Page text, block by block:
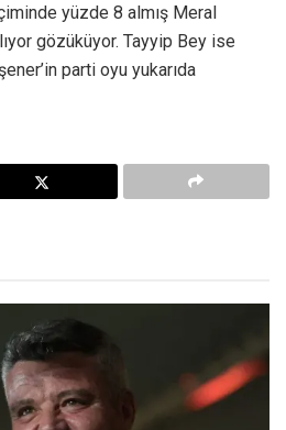
yüzde 8 almış Meral
gözüküyor. Tayyip Bey ise
parti oyu yukarıda